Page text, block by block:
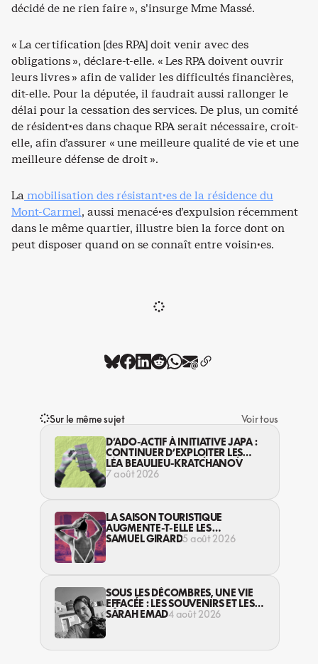
décidé de ne rien faire », s’insurge Mme Massé.
« La certification [des RPA] doit venir avec des
obligations », déclare-t-elle. « Les RPA doivent ouvrir
leurs livres » afin de valider les difficultés financières,
dit-elle. Pour la députée, il faudrait aussi rallonger le
délai pour la cessation des services. De plus, un comité
de résident·es dans chaque RPA serait nécessaire, croit-
elle, afin d’assurer « une meilleure qualité de vie et une
meilleure défense de droit ».
Lamobilisation des résistant·es de la résidence du
Mont-Carmel, aussi menacé·es d’expulsion récemment
dans le même quartier, illustre bien la force dont on
peut disposer quand on se connaît entre voisin·es.
Sur le même sujet
Voir tous
D’ADO-ACTIF À INITIATIVE JAPA :
CONTINUER D’EXPLOITER LES
JEUNES… DANS LA LÉGALITÉ?
LÉA BEAULIEU-KRATCHANOV
7 août 2026
LA SAISON TOURISTIQUE
AUGMENTE-T-ELLE LES
VIOLENCES CONTRE LES
SAMUEL GIRARD5 août 2026
SOUS LES DÉCOMBRES, UNE VIE
EFFACÉE : LES SOUVENIRS ET LES
RÊVES PERDUS DES HABITANT·ES
SARAH EMAD4 août 2026